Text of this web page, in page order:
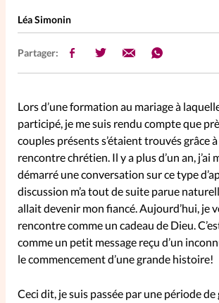
PersonnElles
RelationnElles
Shopping Spi
Si(x) simple de...
SpirituElles
Vive la
SpirituElles devient
Léa Simonin
Partager:
Lors d’une formation au mariage à
participé, je me suis rendu compte que
couples présents s’étaient trouvés grâce
rencontre chrétien. Il y a plus d’un an, j’ai
démarré une conversation sur ce type
discussion m’a tout de suite parue
allait devenir mon fiancé. Aujourd’hui, je
rencontre comme un cadeau de Dieu.
comme un petit message reçu d’un
le commencement d’une grande histoire!
Ceci dit, je suis passée par une période